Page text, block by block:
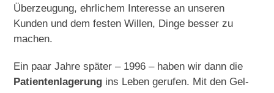
Überzeugung, ehrlichem Interesse an unseren
Kunden und dem festen Willen, Dinge besser zu
machen.
Ein paar Jahre später – 1996 – haben wir dann die
Patientenlagerung ins Leben gerufen. Mit den Gel-